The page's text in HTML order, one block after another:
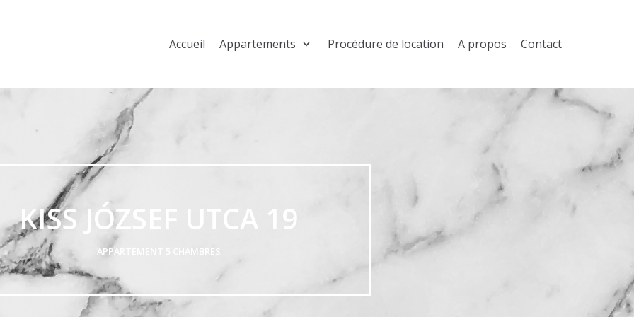
Accueil Appartements Procédure de location A propos Contact
KISS JÓZSEF UTCA 19
APPARTEMENT 5 CHAMBRES